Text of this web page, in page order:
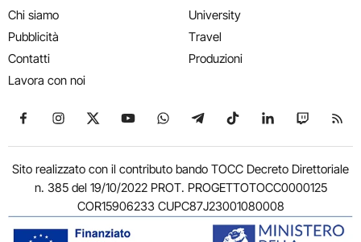
Chi siamo
Pubblicità
Contatti
Lavora con noi
University
Travel
Produzioni
Seguici su Facebook
Seguici su Instagram
Seguici su X
Seguici su YouTube
Seguici su WhatsApp
Seguici su Telegram
Seguici su TikTok
Seguici su
Seguici
Sito realizzato con il contributo bando TOCC Decreto Direttoriale
n. 385 del 19/10/2022 PROT. PROGETTOTOCC0000125
COR15906233 CUPC87J23001080008